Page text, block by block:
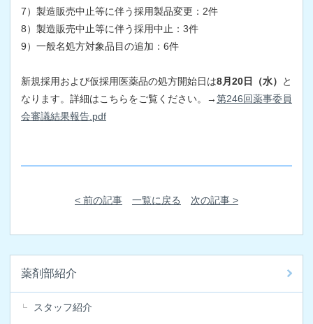
薬剤部紹介
スタッフ紹介
7）製造販売中止等に伴う採用製品変更：2件
8）製造販売中止等に伴う採用中止：3件
9）一般名処方対象品目の追加：6件
新規採用および仮採用医薬品の処方開始日は8月20日（水）
と
なります。詳細はこちらをご覧ください。→第246回薬事委員
会審議結果報告.pdf
< 前の記事 一覧に戻る 次の記事 >